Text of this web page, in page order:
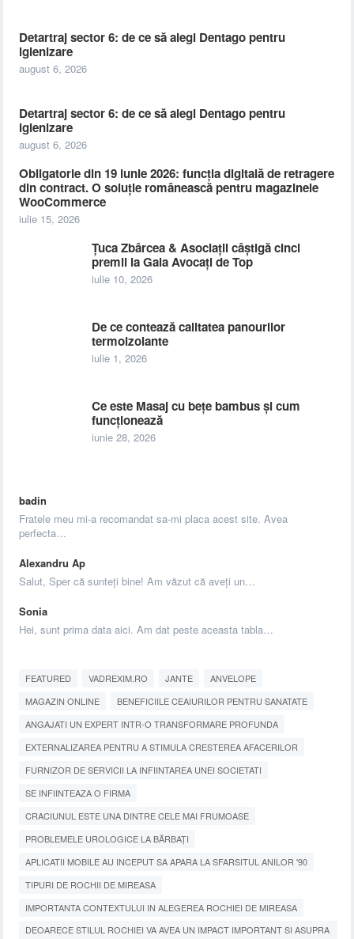
Detartraj sector 6: de ce să alegi Dentago pentru
igienizare
august 6, 2026
Detartraj sector 6: de ce să alegi Dentago pentru
igienizare
august 6, 2026
Obligatorie din 19 iunie 2026: funcția digitală de retragere
din contract. O soluție românească pentru magazinele
WooCommerce
iulie 15, 2026
Țuca Zbârcea & Asociații câștigă cinci
premii la Gala Avocați de Top
iulie 10, 2026
De ce contează calitatea panourilor
termoizolante
iulie 1, 2026
Ce este Masaj cu bețe bambus și cum
funcționează
iunie 28, 2026
badin
Fratele meu mi-a recomandat sa-mi placa acest site. Avea
perfecta…
Alexandru Ap
Salut, Sper că sunteți bine! Am văzut că aveți un…
Sonia
Hei, sunt prima data aici. Am dat peste aceasta tabla…
FEATURED VADREXIM.RO JANTE
ANVELOPE
MAGAZIN ONLINE
BENEFICIILE CEAIURILOR PENTRU SANATATE
ANGAJATI UN EXPERT INTR-O TRANSFORMARE PROFUNDA
EXTERNALIZAREA PENTRU A STIMULA CRESTEREA AFACERILOR
FURNIZOR DE SERVICII LA INFIINTAREA UNEI SOCIETATI
SE INFIINTEAZA O FIRMA
CRACIUNUL ESTE UNA DINTRE CELE MAI FRUMOASE
PROBLEMELE UROLOGICE LA BĂRBAȚI
APLICATII MOBILE AU INCEPUT SA APARA LA SFARSITUL ANILOR '90
TIPURI DE ROCHII DE MIREASA
IMPORTANTA CONTEXTULUI IN ALEGEREA ROCHIEI DE MIREASA
DEOARECE STILUL ROCHIEI VA AVEA UN IMPACT IMPORTANT SI ASUPRA